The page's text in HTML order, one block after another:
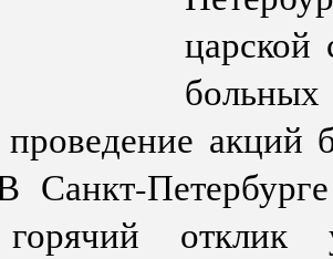
царской
акций
Санкт-
горячий отклик